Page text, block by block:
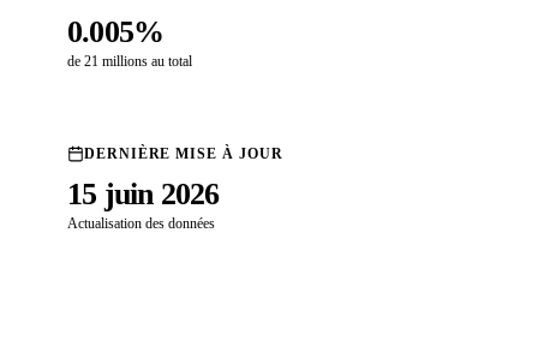
0.005%
de 21 millions au total
DERNIÈRE MISE À JOUR
15 juin 2026
Actualisation des données